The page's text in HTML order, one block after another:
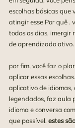
escolhas básicas que
atingir esse Por quê .
todos os dias, imergir
de aprendizado ativo.
por fim, você faz o
aplicar essas
aplicativo de idiomas,
legendados, faz aula
idioma e conversa
que possível. estes